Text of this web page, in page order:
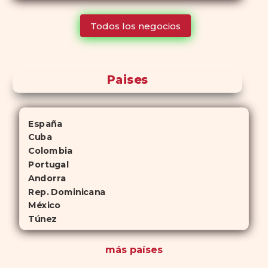
tiempo que Viagra, lo que lo convierte en una opción atractiva
para quienes no desean planificar sus actividades románticas con
Todos los negocios
Paises
España
Cuba
Colombia
Portugal
Andorra
Rep. Dominicana
México
Túnez
más países